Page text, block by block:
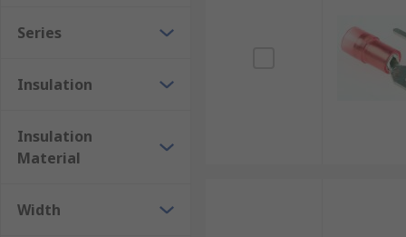
Other colours by different manufactures are now
Non-insulated
to except larger stranded wire. More specialised
Series
Insulation
Insulation
Material
Width